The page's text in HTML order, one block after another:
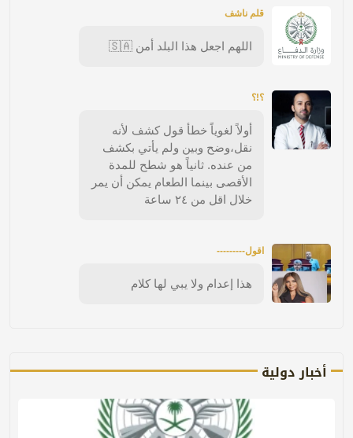
قلم ناشف
اللهم اجعل هذا البلد أمن 🇸🇦
؟!؟
أولاً لغوياً خطأ قول كشف لأنه
نقل،وضح وبين ولم يأتي بكشف
من عنده. ثانياً هو شطح للمدة
الأقصى بينما الطعام يمكن أن يمر
خلال اقل من ٢٤ ساعة
اقول---------
هذا إعدام ولا يبي لها كلام
أخبار دولية